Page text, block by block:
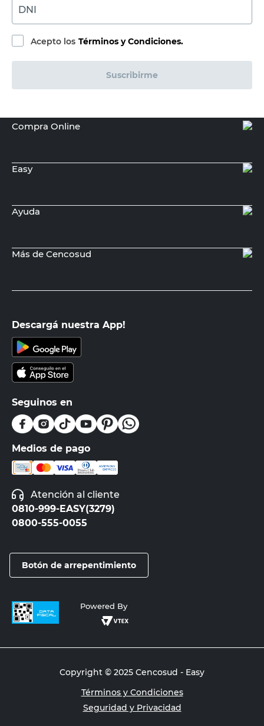
DNI
Acepto los Términos y Condiciones.
Suscribirme
Compra Online
Easy
Ayuda
Más de Cencosud
Descargá nuestra App!
Seguinos en
Medios de pago
Atención al cliente
0810-999-EASY(3279)
0800-555-0055
Botón de arrepentimiento
Powered By
Copyright © 2025 Cencosud - Easy
Términos y Condiciones
Seguridad y Privacidad